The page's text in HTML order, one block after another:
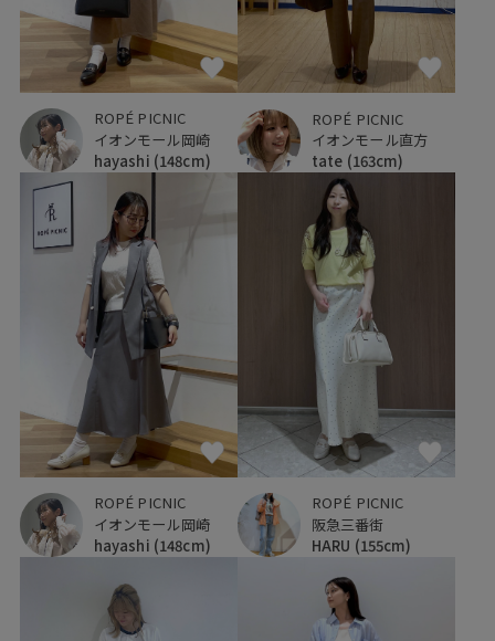
ROPÉ PICNIC
イオンモール岡崎
hayashi (148cm)
ROPÉ PICNIC
イオンモール直方
tate (163cm)
ROPÉ PICNIC
イオンモール岡崎
hayashi (148cm)
ROPÉ PICNIC
阪急三番街
HARU (155cm)